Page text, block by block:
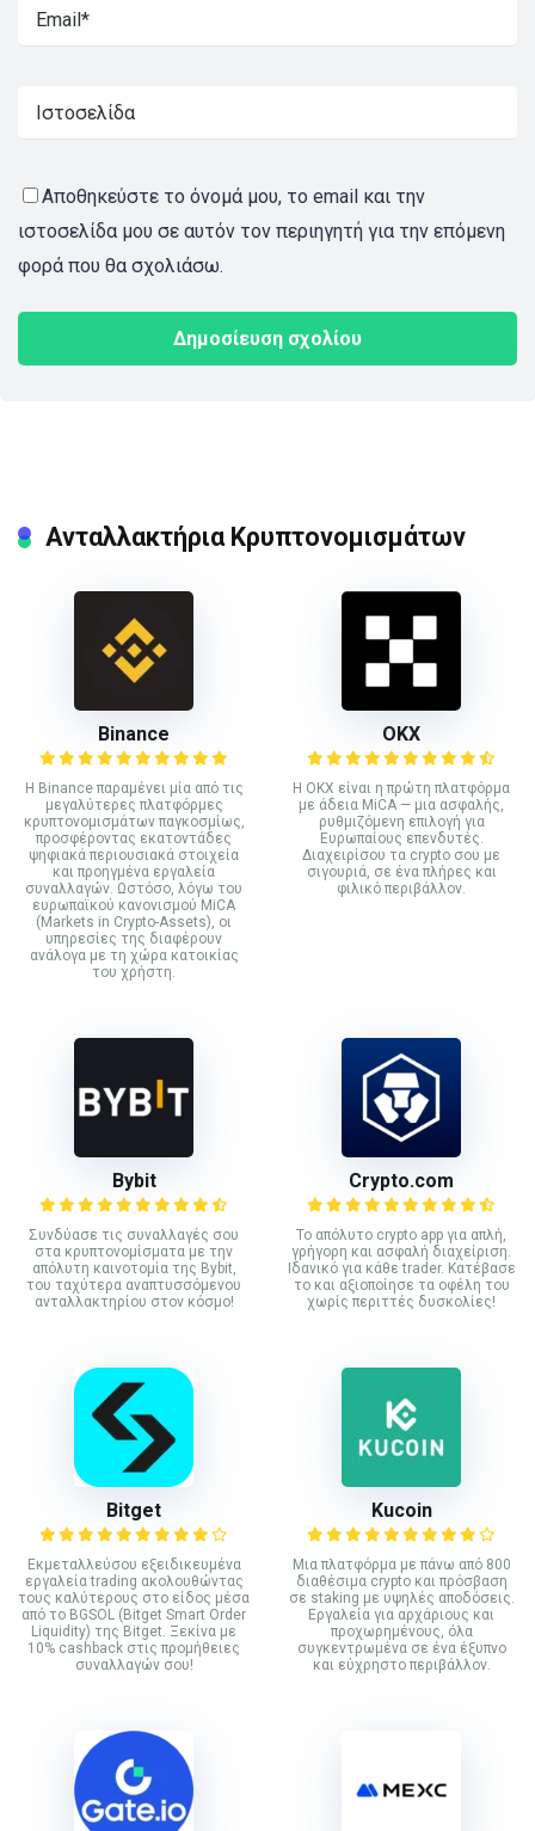
Αποθηκεύστε το όνομά μου, το email και την
ιστοσελίδα μου σε αυτόν τον περιηγητή για την επόμενη
φορά που θα σχολιάσω.
Ανταλλακτήρια Κρυπτονομισμάτων
Binance
Η Binance παραμένει μία από τις
μεγαλύτερες πλατφόρμες
κρυπτονομισμάτων παγκοσμίως,
προσφέροντας εκατοντάδες
ψηφιακά περιουσιακά στοιχεία
και προηγμένα εργαλεία
συναλλαγών. Ωστόσο, λόγω του
ευρωπαϊκού κανονισμού MiCA
(Markets in Crypto-Assets), οι
υπηρεσίες της διαφέρουν
ανάλογα με τη χώρα κατοικίας
του χρήστη.
ΟΚΧ
Η OKX είναι η πρώτη πλατφόρμα
με άδεια MiCA — μια ασφαλής,
ρυθμιζόμενη επιλογή για
Ευρωπαίους επενδυτές.
Διαχειρίσου τα crypto σου με
σιγουριά, σε ένα πλήρες και
φιλικό περιβάλλον.
Bybit
Συνδύασε τις συναλλαγές σου
στα κρυπτονομίσματα με την
απόλυτη καινοτομία της Bybit,
του ταχύτερα αναπτυσσόμενου
ανταλλακτηρίου στον κόσμο!
Crypto.com
Το απόλυτο crypto app για απλή,
γρήγορη και ασφαλή διαχείριση.
Ιδανικό για κάθε trader. Κατέβασε
το και αξιοποίησε τα οφέλη του
χωρίς περιττές δυσκολίες!
Bitget
Εκμεταλλεύσου εξειδικευμένα
εργαλεία trading ακολουθώντας
τους καλύτερους στο είδος μέσα
από το BGSOL (Bitget Smart Order
Liquidity) της Bitget. Ξεκίνα με
10% cashback στις προμήθειες
συναλλαγών σου!
Kucoin
Mια πλατφόρμα με πάνω από 800
διαθέσιμα crypto και πρόσβαση
σε staking με υψηλές αποδόσεις.
Εργαλεία για αρχάριους και
προχωρημένους, όλα
συγκεντρωμένα σε ένα έξυπνο
και εύχρηστο περιβάλλον.